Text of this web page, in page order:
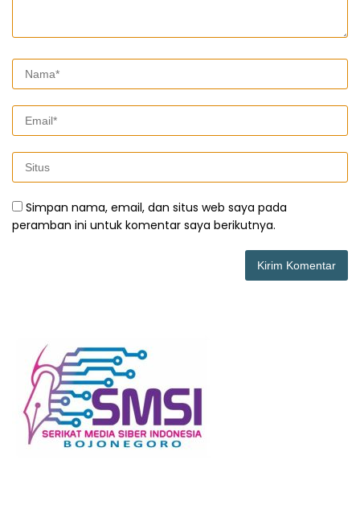
Simpan nama, email, dan situs web saya pada
peramban ini untuk komentar saya berikutnya.